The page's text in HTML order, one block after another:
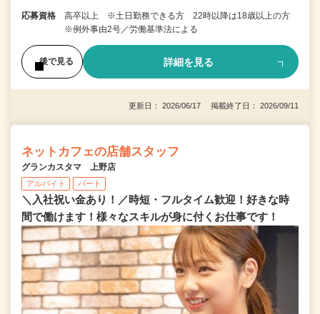
応募資格
高卒以上 ※土日勤務できる方 22時以降は18歳以上の方
※例外事由2号／労働基準法による
後で見る 詳細を見る
更新日： 2026/06/17 掲載終了日： 2026/09/11
ネットカフェの店舗スタッフ
グランカスタマ 上野店
アルバイト パート
＼入社祝い金あり！／時短・フルタイム歓迎！好きな時
間で働けます！様々なスキルが身に付くお仕事です！